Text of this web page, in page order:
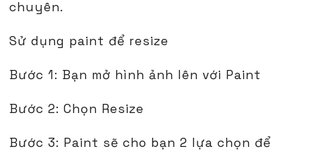
chuyên.
Sử dụng paint để resize
Bước 1: Bạn mở hình ảnh lên với Paint
Bước 2: Chọn Resize
Bước 3: Paint sẽ cho bạn 2 lựa chọn để